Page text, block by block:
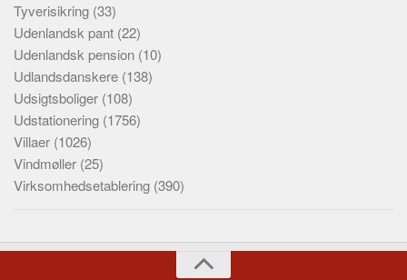
Tyverisikring (33)
Udenlandsk pant (22)
Udenlandsk pension (10)
Udlandsdanskere (138)
Udsigtsboliger (108)
Udstationering (1756)
Villaer (1026)
Vindmøller (25)
Virksomhedsetablering (390)